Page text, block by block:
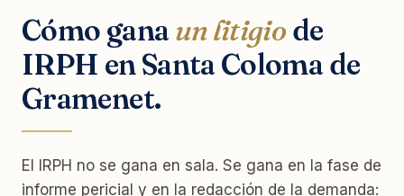
Cómo gana un litigio de
IRPH en Santa Coloma de
Gramenet.
El IRPH no se gana en sala. Se gana en la fase de
informe pericial y en la redacción de la demanda: